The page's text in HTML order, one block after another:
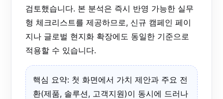
검토했습니다. 본 분석은 즉시 반영 가능한 실무
형 체크리스트를 제공하므로, 신규 캠페인 페이
지나 글로벌 현지화 확장에도 동일한 기준으로
적용할 수 있습니다.
핵심 요약: 첫 화면에서 가치 제안과 주요 전
환(제품, 솔루션, 고객지원)이 동시에 드러나